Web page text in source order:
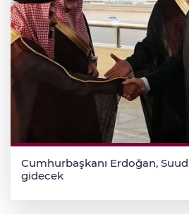
Cumhurbaşkanı Erdoğan,
gidecek